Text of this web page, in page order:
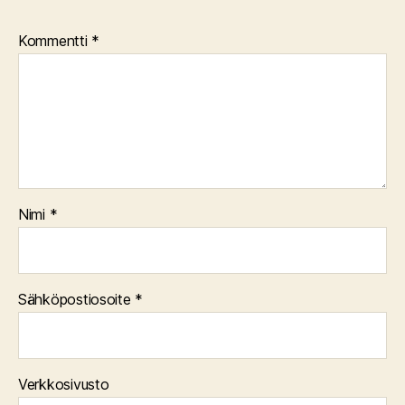
Kommentti *
Nimi *
Sähköpostiosoite *
Verkkosivusto